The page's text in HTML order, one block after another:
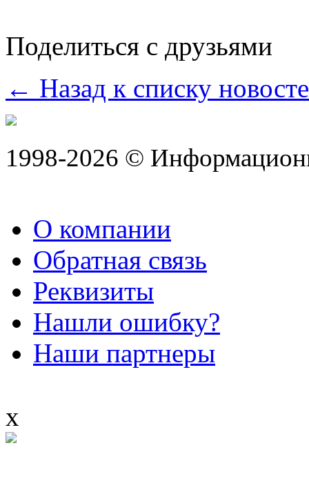
Поделиться с друзьями
← Назад к списку
1998-2026 ©
О компании
Обратная связь
Реквизиты
Нашли ошибку?
Наши партнеры
x